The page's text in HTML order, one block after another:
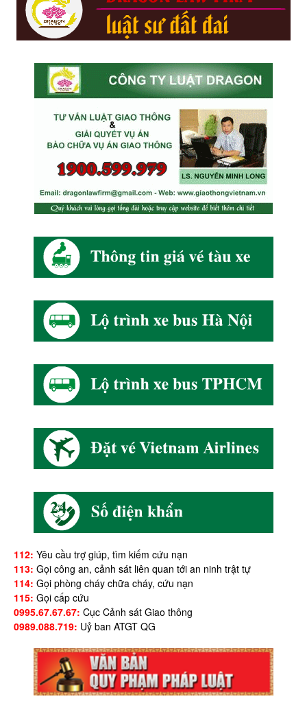
112: Yêu cầu trợ giúp, tìm kiếm cứu nạn
113: Gọi công an, cảnh sát liên quan tới an ninh trật tự
114: Gọi phòng cháy chữa cháy, cứu nạn
115: Gọi cấp cứu
0995.67.67.67: Cục Cảnh sát Giao thông
0989.088.719: Uỷ ban ATGT QG